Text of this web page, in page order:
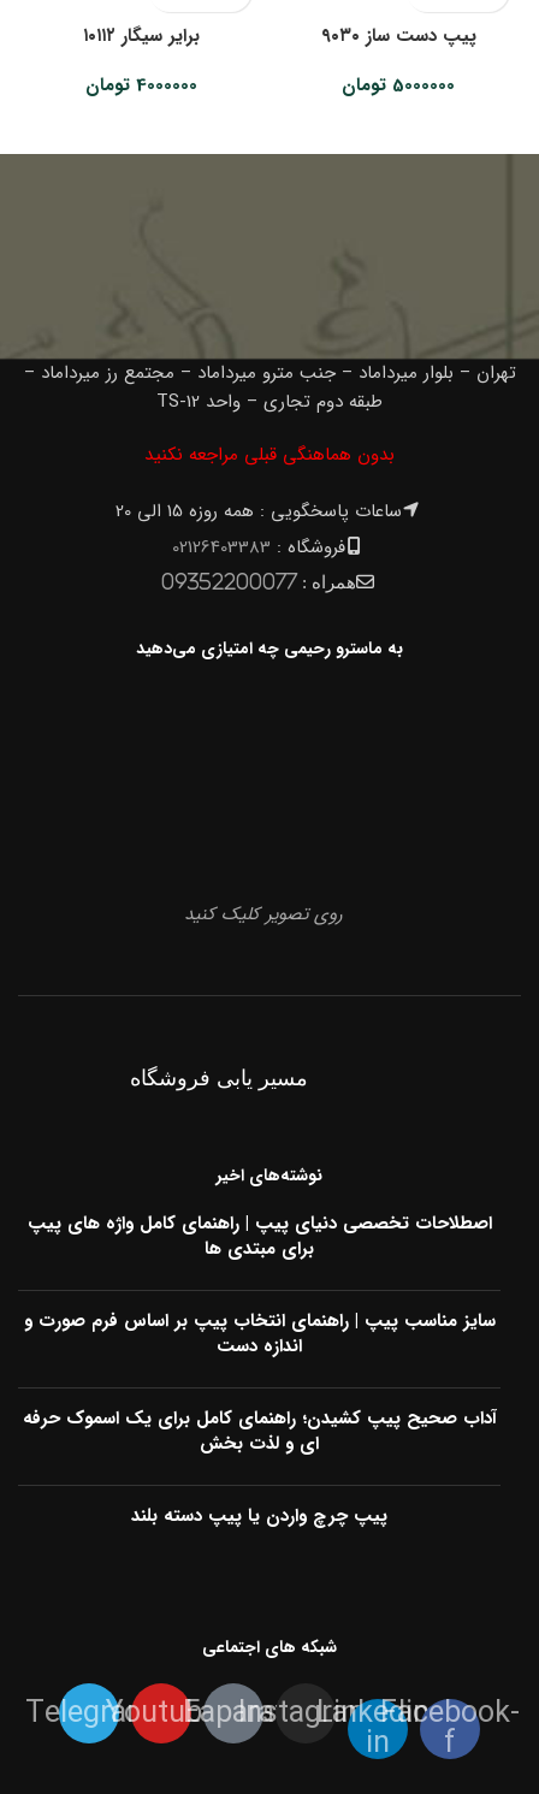
پیپ دست ساز ۹۰۳۰
5000000 تومان
برایر سیگار ۱۰۱۱۲
4000000 تومان
تهران – بلوار میرداماد – جنب مترو میرداماد – مجتمع رز میرداماد –
طبقه دوم تجاری – واحد TS-12
بدون هماهنگی قبلی مراجعه نکنید
ساعات پاسخگویی : همه روزه 15 الی 20
فروشگاه : 02126403383
همراه :09352200077
به ماسترو رحیمی چه امتیازی می‌دهید
روی تصویر کلیک کنید
مسیر یابی فروشگاه
نوشته‌های اخیر
اصطلاحات تخصصی دنیای پیپ | راهنمای کامل واژه های پیپ
برای مبتدی ها
سایز مناسب پیپ | راهنمای انتخاب پیپ بر اساس فرم صورت و
اندازه دست
آداب صحیح پیپ کشیدن؛ راهنمای کامل برای یک اسموک حرفه
ای و لذت بخش
پیپ چرچ واردن یا پیپ دسته بلند
شبکه های اجتماعی
Facebook-
f
Linkedin-
in
Instagram
Eaparat
Youtube
Telegram